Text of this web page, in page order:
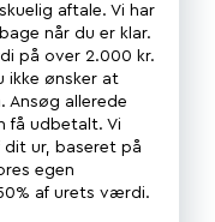
aftale. Vi har
når du er klar.
på over 2.000 kr.
ikke ønsker at
Ansøg allerede
få udbetalt. Vi
dit ur, baseret på
egen
af urets værdi.